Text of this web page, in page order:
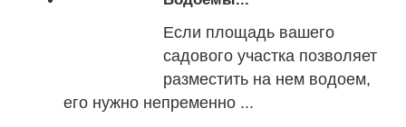
Если площадь вашего
садового участка позволяет
разместить на нем водоем,
его нужно непременно ...